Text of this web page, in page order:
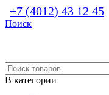
+7 (4012) 43 12 45
Поиск
В категории